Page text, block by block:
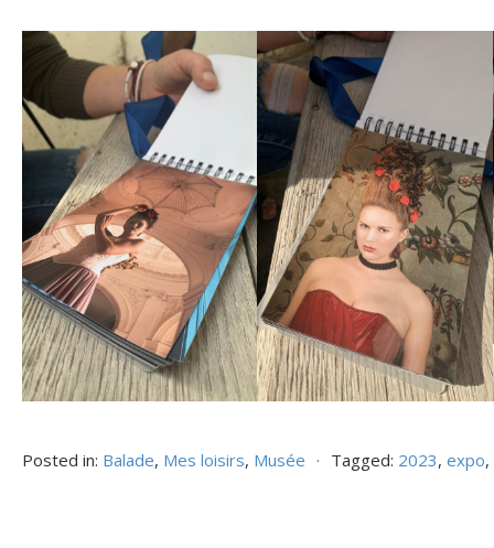
Posted in: Balade, Mes loisirs, Musée ⋅ Tagged: 2023, expo,